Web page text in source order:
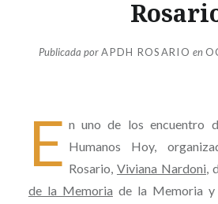
Publicada porAPDH ROSARIO en
E n uno de los encuentro
Humanos Hoy,
Rosario, Viviana Nardoni,
de la Memoria de la Memoria y